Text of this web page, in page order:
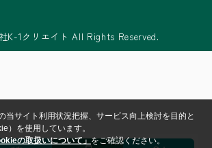
K-1クリエイト All Rights Reserved.
当サイト利用状況把握、サービス向上検討を目的と
）を使用しています。
の取扱いについて」をご確認ください。